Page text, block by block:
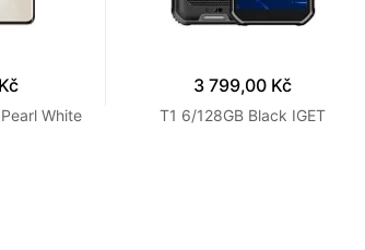
White
3 799,00 Kč
T1 6/128GB Black IGET